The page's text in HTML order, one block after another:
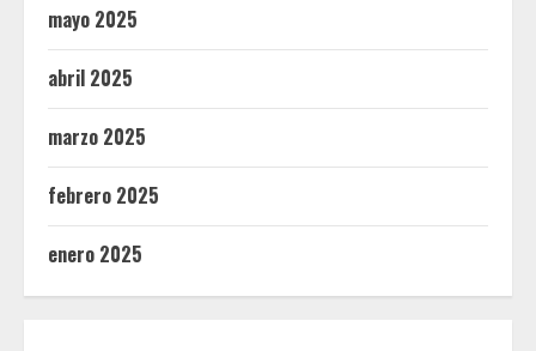
mayo 2025
abril 2025
marzo 2025
febrero 2025
enero 2025